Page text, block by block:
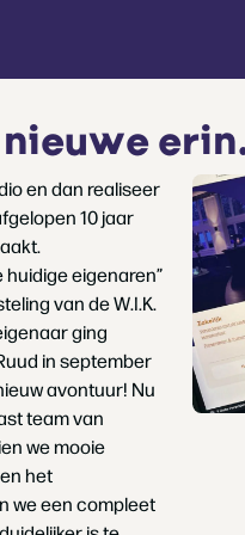
en dan realiseer
10 jaar
huidige eigenaren”
van de W.I.K.
ging
in september
avontuur! Nu
team van
we mooie
het
we een compleet